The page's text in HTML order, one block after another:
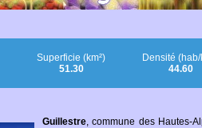
Superficie (km²)
51.30
Densité (hab/
44.60
Guillestre, commune des Hautes-